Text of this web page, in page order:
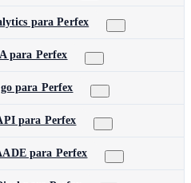
para Perfex
para Perfex
para Perfex
para Perfex
para Perfex